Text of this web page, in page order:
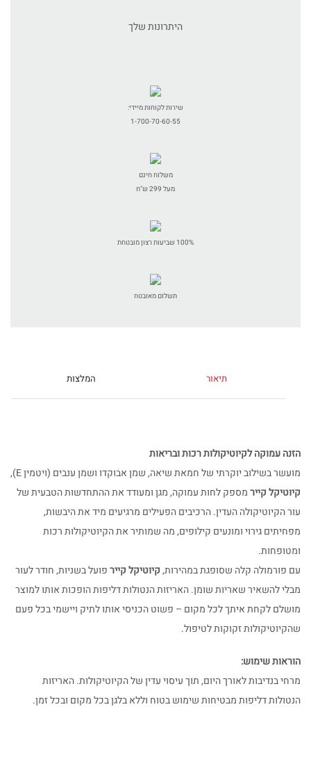
היתרונות שלך
שירות לקוחות מיידי:
1-700-70-60-55
משלוח חינם
מעל 299 ש"ח
100% שביעות רצון מובטחת
תשלום מאובטח
תיאור המלצות
הזנה עמוקה לקיוטיקולות רכות ובריאות
מועשר בשילוב יוקרתי של חמאת שיאה, שמן אבוקדו ושמן ענבים (ויטמין E),
קיוטיקל קיירמספק לחות עמוקה, מגן ומעודד את ההתחדשות הטבעית של
עור הקיוטיקולה העדין. הרכיבים הפעילים מרגיעים מיד את היבשות,
מפחיתים גירוי ומונעים קילופים, מה שמותיר את הקיוטיקולות רכות
ומטופחות.
עם פורמולה קלה שסופגת במהירות,קיוטיקל קיירפועל בשניות, חודר לעור
מבלי להשאיר שאריות שומן. האריזות הנטולות דליפות הופכות אותו למוצר
מושלם לקחת איתך לכל מקום – פשוט הכניסי אותו לתיק ויישמי בכל פעם
שהקיוטיקולות זקוקות לטיפול.
הוראות שימוש:
מרחי בנדיבות לאורך היום, תוך עיסוי עדין של הקיוטיקולות. האריזות
הנטולות דליפות מבטיחות שימוש בטוח וללא בלגן בכל מקום ובכל זמן.